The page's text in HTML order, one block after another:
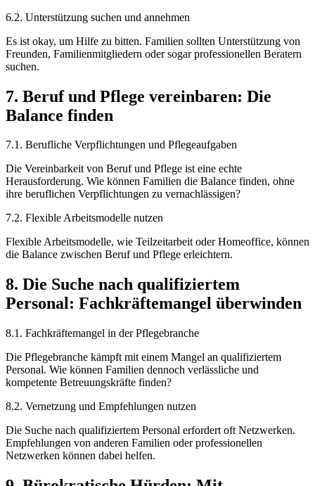
6.2. Unterstützung suchen und annehmen
Es ist okay, um Hilfe zu bitten. Familien sollten Unterstützung von
Freunden, Familienmitgliedern oder sogar professionellen Beratern
suchen.
7. Beruf und Pflege vereinbaren: Die
Balance finden
7.1. Berufliche Verpflichtungen und Pflegeaufgaben
Die Vereinbarkeit von Beruf und Pflege ist eine echte
Herausforderung. Wie können Familien die Balance finden, ohne
ihre beruflichen Verpflichtungen zu vernachlässigen?
7.2. Flexible Arbeitsmodelle nutzen
Flexible Arbeitsmodelle, wie Teilzeitarbeit oder Homeoffice, können
die Balance zwischen Beruf und Pflege erleichtern.
8. Die Suche nach qualifiziertem
Personal: Fachkräftemangel überwinden
8.1. Fachkräftemangel in der Pflegebranche
Die Pflegebranche kämpft mit einem Mangel an qualifiziertem
Personal. Wie können Familien dennoch verlässliche und
kompetente Betreuungskräfte finden?
8.2. Vernetzung und Empfehlungen nutzen
Die Suche nach qualifiziertem Personal erfordert oft Netzwerken.
Empfehlungen von anderen Familien oder professionellen
Netzwerken können dabei helfen.